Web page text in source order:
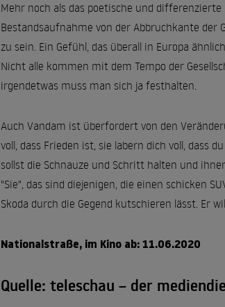
Mehr noch als das poetische und
Bestandsaufnahme von der Abbruchkante der
zu sein. Ein Gefühl, das überall in Europa
Nicht alle kommen mit dem Tempo der
irgendetwas muss man sich ja festhalten.
Auch Vandam ist überfordert von den
voll, dass Frieden ist, sie labern dich voll, dass
sollst die Schnauze und Schritt halten und
"Sie", das sind diejenigen, die einen schicken
Skoda durch die Gegend kutschieren lässt. Er
Nationalstraße, im Kino ab: 11.06.2020
Quelle: teleschau – der